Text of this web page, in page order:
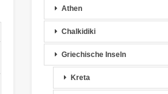
Athen
Chalkidiki
Griechische Inseln
Kreta